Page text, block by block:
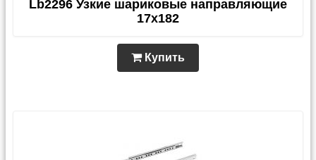
Lb2296 Узкие шариковые направляющие
17x182
Купить